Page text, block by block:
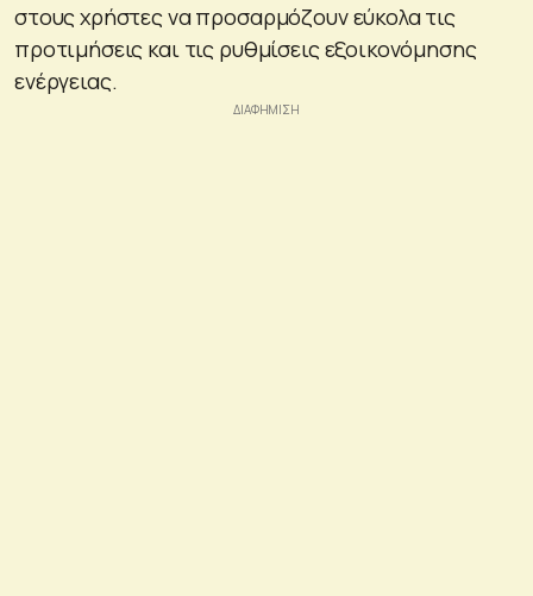
στους χρήστες να προσαρμόζουν εύκολα τις
προτιμήσεις και τις ρυθμίσεις εξοικονόμησης
ενέργειας.